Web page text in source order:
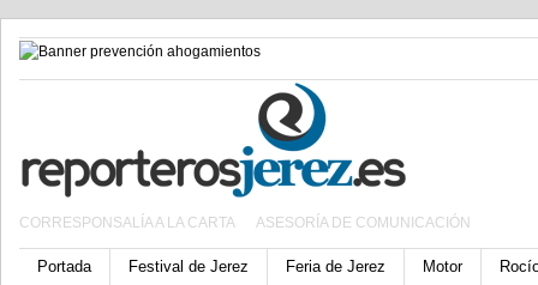
CORRESPONSALÍA A LA CARTA ASESORÍA DE COMUNICACIÓN
Portada Festival de Jerez Feria de Jerez Motor